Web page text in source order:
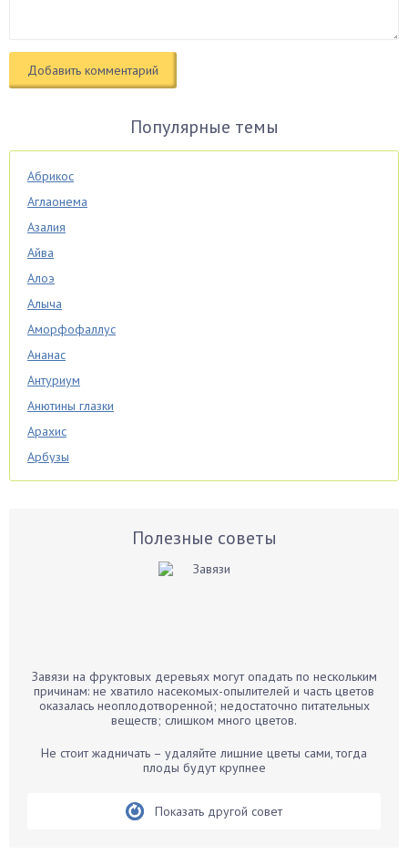
Популярные темы
Абрикос
Аглаонема
Азалия
Айва
Алоэ
Алыча
Аморфофаллус
Ананас
Антуриум
Анютины глазки
Арахис
Арбузы
Аспарагус
Бархатцы
Бегония
Бирючина
Полезные советы
Завязи на фруктовых деревьях могут опадать по нескольким
причинам: не хватило насекомых-опылителей и часть цветов
оказалась неоплодотворенной; недостаточно питательных
веществ; слишком много цветов.
Не стоит жадничать – удаляйте лишние цветы сами, тогда
плоды будут крупнее
Показать другой совет